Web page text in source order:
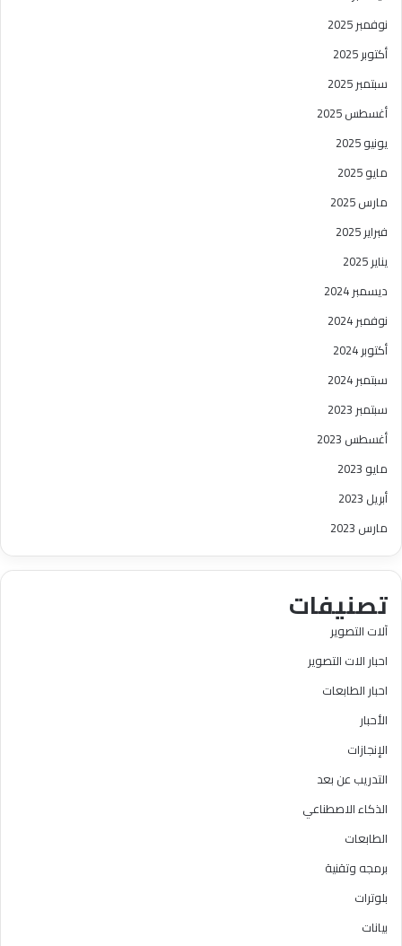
نوفمبر 2025
أكتوبر 2025
سبتمبر 2025
أغسطس 2025
يونيو 2025
مايو 2025
مارس 2025
فبراير 2025
يناير 2025
ديسمبر 2024
نوفمبر 2024
أكتوبر 2024
سبتمبر 2024
سبتمبر 2023
أغسطس 2023
مايو 2023
أبريل 2023
مارس 2023
تصنيفات
آلات التصوير
احبار الات التصوير
احبار الطابعات
الأحبار
الإنجازات
التدريب عن بعد
الذكاء الاصطناعي
الطابعات
برمجه وتقنية
بلوترات
بيانات